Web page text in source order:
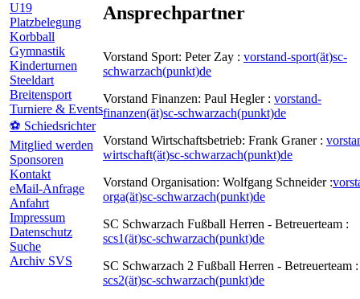
U19
Platzbelegung
Korbball
Gymnastik
Kinderturnen
Steeldart
Breitensport
Turniere & Events
⚽ Schiedsrichter
Mitglied werden
Sponsoren
Kontakt
eMail-Anfrage
Anfahrt
Impressum
Datenschutz
Suche
Archiv SVS
Ansprechpartner
Vorstand Sport: Peter Zay : vorstand-sport(ät)sc-
schwarzach(punkt)de
Vorstand Finanzen: Paul Hegler : vorstand-
finanzen(ät)sc-schwarzach(punkt)de
Vorstand Wirtschaftsbetrieb: Frank Graner :
wirtschaft(ät)sc-schwarzach(punkt)de
Vorstand Organisation: Wolfgang Schneider :
orga(ät)sc-schwarzach(punkt)de
SC Schwarzach Fußball Herren - Betreuerteam :
scs1(ät)sc-schwarzach(punkt)de
SC Schwarzach 2 Fußball Herren - Betreuerteam :
scs2(ät)sc-schwarzach(punkt)de